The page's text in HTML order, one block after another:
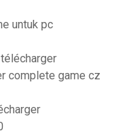
untuk pc
complete game cz